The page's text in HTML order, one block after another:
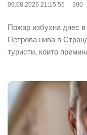
09.08.2026 21:15:55 300
Пожар избухна днес в
Петрова нива в
туристи, които